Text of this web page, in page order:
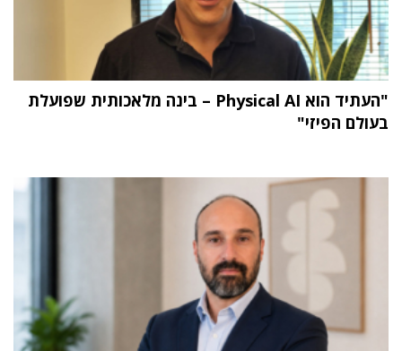
"העתיד הוא Physical AI – בינה מלאכותית שפועלת
בעולם הפיזי"